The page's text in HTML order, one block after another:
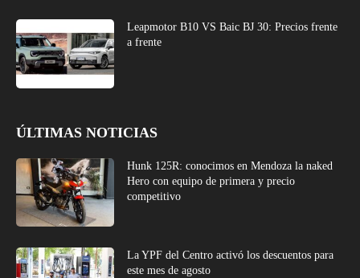
Leapmotor B10 VS Baic BJ 30: Precios frente
a frente
ÚLTIMAS NOTICIAS
Hunk 125R: conocimos en Mendoza la naked
Hero con equipo de primera y precio
competitivo
La YPF del Centro activó los descuentos para
este mes de agosto